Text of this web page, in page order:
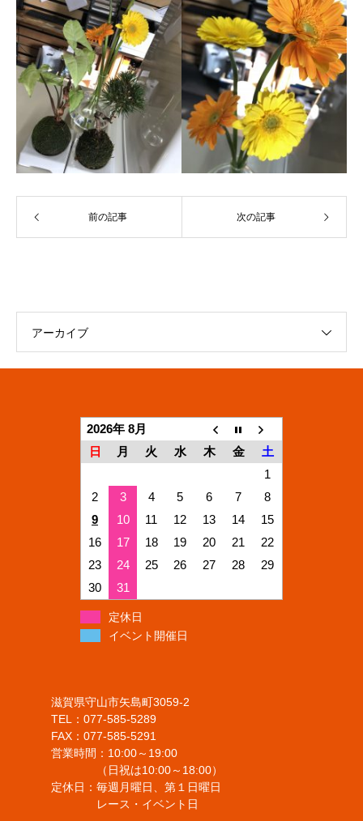
前の記事 次の記事
アーカイブ
2026年 8月
日
月 火 水 木 金
土
1
2
3 4 5 6 7
8
9
10 11 12 13 14
15
16
17 18 19 20 21
22
23
24 25 26 27 28
29
30
31
定休日
イベント開催日
滋賀県守山市矢島町3059-2
TEL：077-585-5289
FAX：077-585-5291
営業時間：10:00～19:00
（日祝は10:00～18:00）
定休日：毎週月曜日、第１日曜日
レース・イベント日